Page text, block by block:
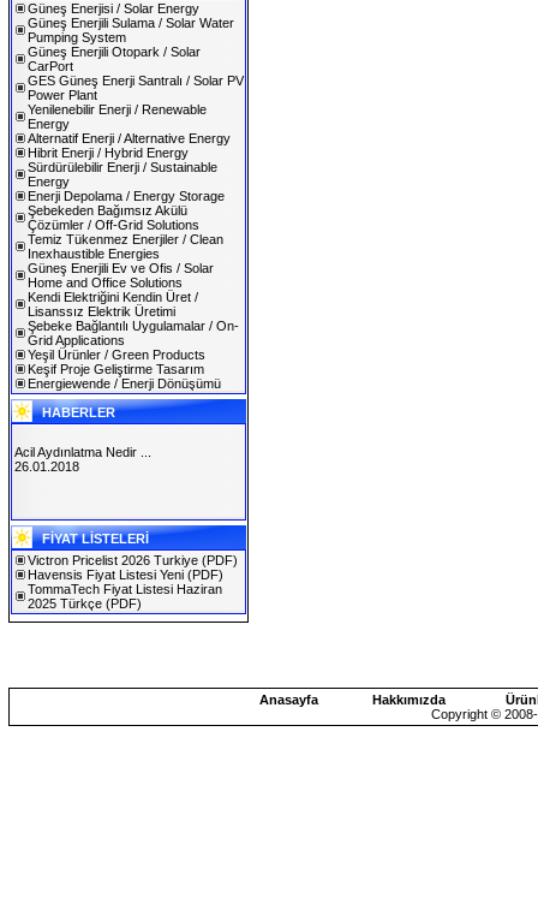
Güneş Enerjisi / Solar Energy
Güneş Enerjili Sulama / Solar Water
Pumping System
Güneş Enerjili Otopark / Solar
CarPort
GES Güneş Enerji Santralı / Solar PV
Power Plant
Yenilenebilir Enerji / Renewable
Energy
Alternatif Enerji / Alternative Energy
Hibrit Enerji / Hybrid Energy
Sürdürülebilir Enerji / Sustainable
Energy
Enerji Depolama / Energy Storage
Şebekeden Bağımsız Akülü
Çözümler / Off-Grid Solutions
Temiz Tükenmez Enerjiler / Clean
Inexhaustible Energies
Güneş Enerjili Ev ve Ofis / Solar
Home and Office Solutions
Kendi Elektriğini Kendin Üret /
Lisanssız Elektrik Üretimi
Şebeke Bağlantılı Uygulamalar / On-
Grid Applications
Yeşil Ürünler / Green Products
Keşif Proje Geliştirme Tasarım
Energiewende / Enerji Dönüşümü
HABERLER
SOLAREX ISTANBUL 2019
30.01.2019
Acil Aydınlatma Nedir ...
26.01.2018
FİYAT LİSTELERİ
Victron Pricelist 2026 Turkiye (PDF)
Havensis Fiyat Listesi Yeni (PDF)
TommaTech Fiyat Listesi Haziran
2025 Türkçe (PDF)
Anasayfa Hakkımızda
Copyright ©